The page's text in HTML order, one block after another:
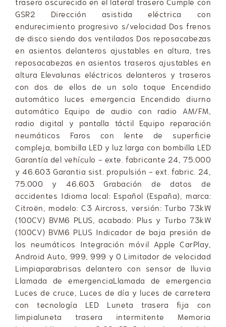
GSR2 Dirección asistida eléctrica con
endurecimiento progresivo s/velocidad Dos frenos
de disco siendo dos ventilados Dos reposacabezas
en asientos delanteros ajustables en altura, tres
reposacabezas en asientos traseros ajustables en
altura Elevalunas eléctricos delanteros y traseros
con dos de ellos de un solo toque Encendido
automático luces emergencia Encendido diurno
automático Equipo de audio con radio AM/FM,
radio digital y pantalla táctil Equipo reparación
neumáticos Faros con lente de superficie
compleja, bombilla LED y luz larga con bombilla LED
Garantía del vehículo - exte. fabricante 24, 75.000
y 46.603 Garantia sist. propulsión - ext. fabric. 24,
75.000 y 46.603 Grabación de datos de
accidentes Idioma local: Español (España), marca:
Citroën, modelo: C3 Aircross, versión: Turbo 73kW
(100CV) BVM6 PLUS, acabado: Plus y Turbo 73kW
(100CV) BVM6 PLUS Indicador de baja presión de
los neumáticos Integración móvil Apple CarPlay,
Android Auto, 999, 999 y 0 Limitador de velocidad
Limpiaparabrisas delantero con sensor de lluvia
Llamada de emergenciaLlamada de emergencia
Luces de cruce, Luces de día y luces de carretera
con tecnología LED Luneta trasera fija con
limpialuneta trasera intermitente Memoria